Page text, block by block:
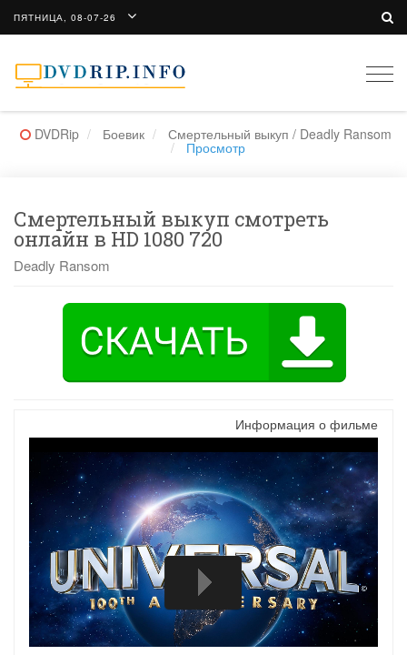
ПЯТНИЦА, 08-07-26
DVDRip Боевик Смертельный выкуп / Deadly Ransom
Просмотр
Смертельный выкуп смотреть
онлайн в HD 1080 720
Deadly Ransom
Информация о фильме